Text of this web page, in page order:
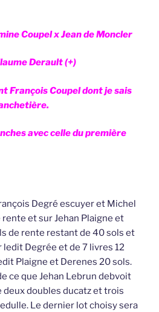
Coupel x Jean de Moncler
Derault (+)
François Coupel dont je sais
avec celle du première
Degré escuyer et Michel
et sur Jehan Plaigne et
de rente restant de 40 sols et
ledit Degrée et de 7 livres 12
Plaigne et Derenes 20 sols.
ce que Jehan Lebrun debvoit
deux doubles ducatz et trois
Le dernier lot choisy sera